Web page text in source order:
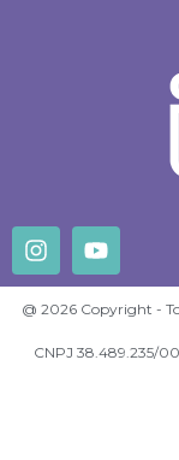
@ 2026 Copyright -
CNPJ 38.489.235/